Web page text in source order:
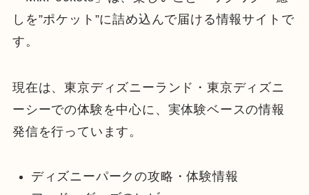
しを”ポケット”に詰め込んで届ける情報サイトで
す。
現在は、東京ディズニーランド・東京ディズニ
ーシーでの体験を中心に、実体験ベースの情報
発信を行っています。
ディズニーパークの攻略・体験情報